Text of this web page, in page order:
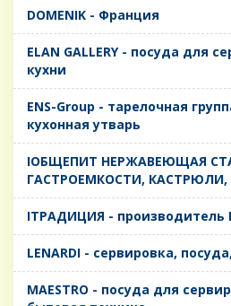
DOMENIK - Франция
ELAN GALLERY - посуда для
кухни
ENS-Group - тарелочная
кухонная утварь
IОБЩЕПИТ НЕРЖАВЕЮЩАЯ
ГАСТРОЕМКОСТИ,
IТРАДИЦИЯ - производитель
LENARDI - сервировка,
MAESTRO - посуда для